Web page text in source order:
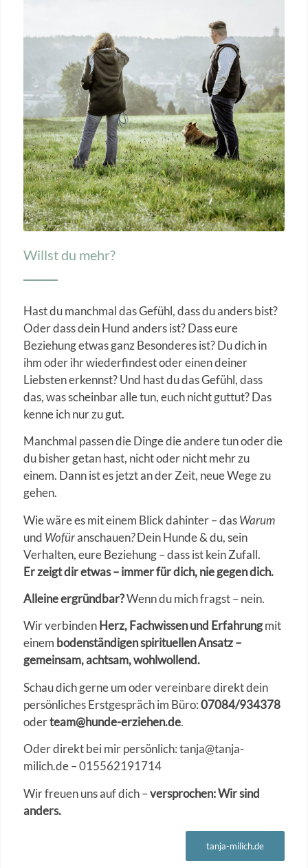
Willst du mehr?
Hast du manchmal das Gefühl, dass du anders bist?
Oder dass dein Hund anders ist? Dass eure
Beziehung etwas ganz Besonderes ist? Du dich in
ihm oder ihr wiederfindest oder einen deiner
Liebsten erkennst? Und hast du das Gefühl, dass
das, was scheinbar alle tun, euch nicht guttut? Das
kenne ich nur zu gut.
Manchmal passen die Dinge die andere tun oder die
du bisher getan hast, nicht oder nicht mehr zu
einem. Dann ist es jetzt an der Zeit, neue Wege zu
gehen.
Wie wäre es mit einem Blick dahinter – dasWarum
und Wofüranschauen?Dein Hunde & du, sein
Verhalten, eure Beziehung – dass ist kein Zufall.
Er zeigt dir etwas – immer für dich, nie gegen dich.
Alleine ergründbar?Wenn du mich fragst – nein.
Wir verbindenHerz, Fachwissen und Erfahrungmit
einem bodenständigen spirituellen Ansatz –
gemeinsam, achtsam, wohlwollend.
Schau dich gerne um oder vereinbare direkt dein
persönliches Erstgespräch im Büro:07084/934378
oderteam@hunde-erziehen.de.
Oder direkt bei mir persönlich: tanja@tanja-
milich.de – 015562191714
Wir freuen uns auf dich –versprochen: Wir sind
anders.
tanja-milich.de